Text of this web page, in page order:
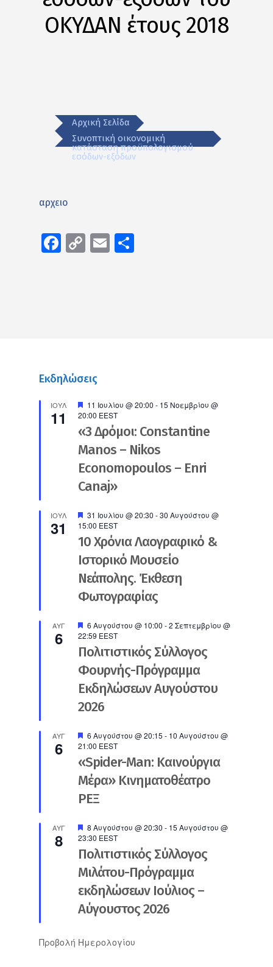
ΟΚΥΔΑΝ έτους 2018
Αρχική Σελίδα
Συνοπτική οικονομική
κατάσταση προϋπολογισμού
εσόδων-εξόδων
αρχειο
Facebook
CopyEmail
Εκδηλώσεις
ΙΟΎΛ
11
Προτεινόμενο
11 Ιουλίου @ 20:00 - 15 Νοεμβρίου @
20:00 EEST
«3 Δρόμοι: Constantine
Manos – Nikos
Economopoulos – Enri
Canaj»
ΙΟΎΛ
31
Προτεινόμενο
31 Ιουλίου @ 20:30 -30 Αυγούστου @
15:00 EEST
10 Χρόνια Λαογραφικό &
Ιστορικό Μουσείο
Νεάπολης. Έκθεση
Φωτογραφίας
ΑΥΓ
6
Προτεινόμενο
6 Αυγούστου @ 10:00 -2 Σεπτεμβρίου @
22:59 EEST
Πολιτιστικός Σύλλογος
Φουρνής-Πρόγραμμα
Εκδηλώσεων Αυγούστου
2026
ΑΥΓ
6
Προτεινόμενο
6 Αυγούστου @ 20:15 - 10 Αυγούστου @
21:00 EEST
«Spider-Man: Καινούργια
Μέρα» Κινηματοθέατρο
ΡΕΞ
ΑΥΓ
8
Προτεινόμενο
8 Αυγούστου @ 20:30 - 15 Αυγούστου @
23:30 EEST
Πολιτιστικός Σύλλογος
Μιλάτου-Πρόγραμμα
εκδηλώσεων Ιούλιος –
Αύγουστος 2026
Προβολή Ημερολογίου